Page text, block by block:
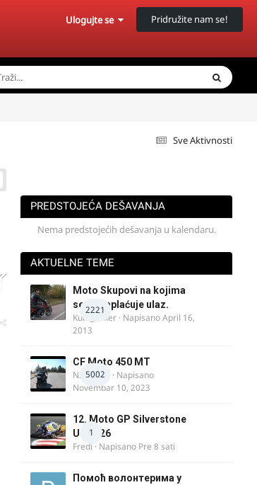
Ulogujte se Pridružite nam se!
Sve Aktivnosti
PREDSTOJEĆA DEŠAVANJA
Nema predstojećih dešavanja u kalendaru.
AKTUELNE TEME
2221
Moto Skupovi na kojima
se ne naplaćuje ulaz.
Kum_Mixer · NapisanoApril 16,
2013
5002
CF Moto 450 MT
NIKOLA 1
· Napisano
Novembar 10, 2023
1
12. Moto GP Silverstone
UK 2026
Fredi · Napisano Pre 8 sati
Помоћ волонтерима у